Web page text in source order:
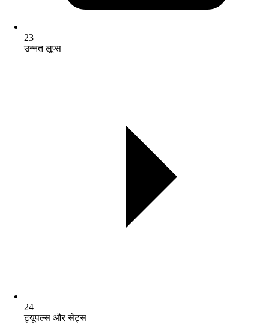
23
उन्नत लूप्स
24
ट्यूपल्स और सेट्स